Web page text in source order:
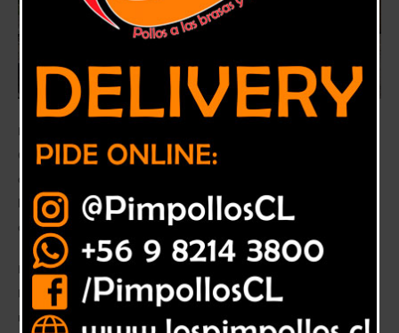
El conjunto “Nogales I” ya comienza a levantarse en la comuna de
Catemu luego que las familias y autoridades instalaran la primera piedra
de manera simbólica. Esto, tras un emotivo evento en que los
beneficiados conocieron en terreno dónde se construyen sus nuevas
casas.
La seremi MINVU, Evelyn Mansilla, afirmó que «el Conjunto Habitacional
Nogales I tuvo un financiamiento de más $1.300 millones por parte de
nuestro ministerio. Se trata de un proyecto integral que responde a lo